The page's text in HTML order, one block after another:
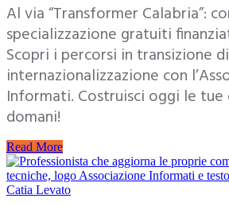
Al via “Transformer Calabria”:
specializzazione gratuiti
Scopri i percorsi in transizione
internazionalizzazione con
Informati. Costruisci oggi le
domani!
Read More
Catia Levato